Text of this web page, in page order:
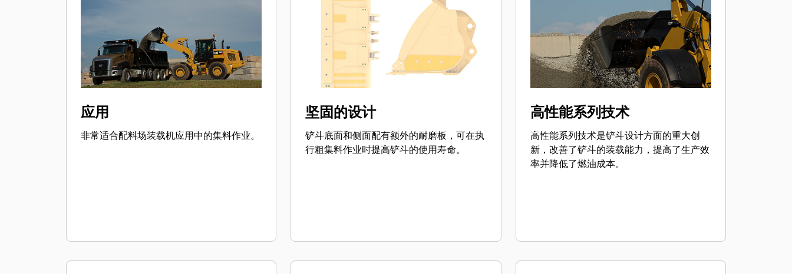
应用
非常适合配料场装载机应用中的集料作业。
坚固的设计
铲斗底面和侧面配有额外的耐磨板，可在执
行粗集料作业时提高铲斗的使用寿命。
高性能系列技术
高性能系列技术是铲斗设计方面的重大创
新，改善了铲斗的装载能力，提高了生产效
率并降低了燃油成本。